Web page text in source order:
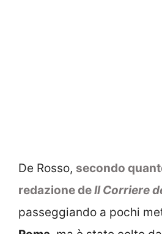
De Rosso, secondo
redazione deIl Corriere
passeggiando a pochi